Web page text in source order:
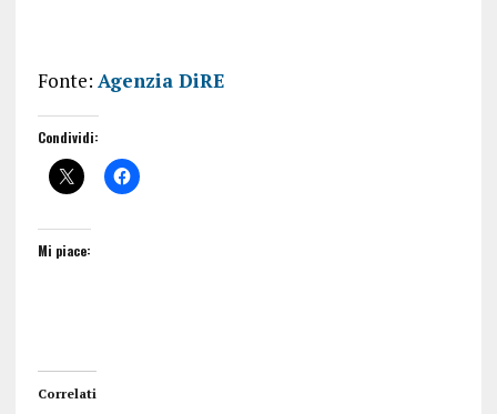
Fonte: Agenzia DiRE
Condividi:
Mi piace:
Correlati